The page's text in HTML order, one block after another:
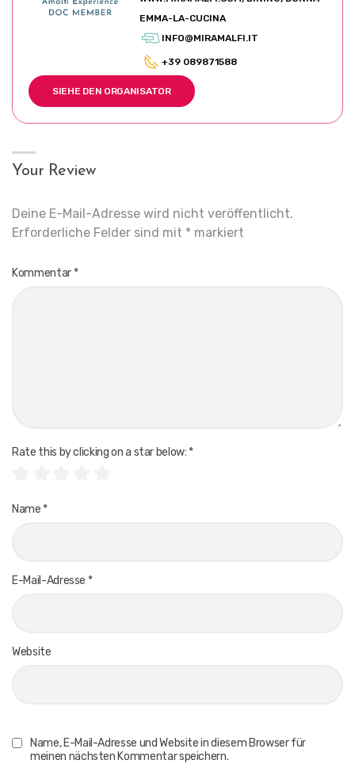
EMMA-LA-CUCINA
INFO@MIRAMALFI.IT
+39 089871588
SIEHE DEN ORGANISATOR
Your Review
Deine E-Mail-Adresse wird nicht veröffentlicht.
Erforderliche Felder sind mit * markiert
Kommentar *
Rate this by clicking on a star below: *
Name *
E-Mail-Adresse *
Website
Name, E-Mail-Adresse und Website in diesem Browser für
meinen nächsten Kommentar speichern.